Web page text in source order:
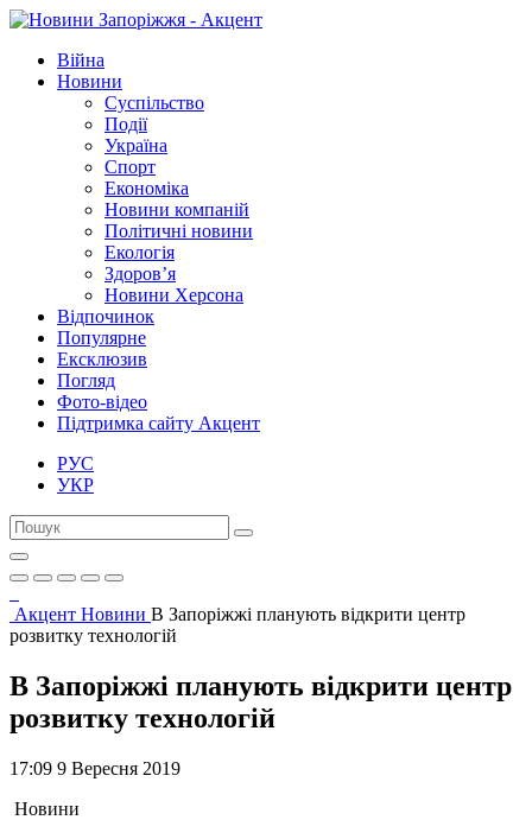
Війна
Новини
Суспільство
Події
Україна
Спорт
Економіка
Новини компаній
Політичні новини
Екологія
Здоров’я
Новини Херсона
Відпочинок
Популярне
Ексклюзив
Погляд
Фото-відео
Підтримка сайту Акцент
РУС
УКР
Акцент Новини В Запоріжжі планують відкрити центр
розвитку технологій
В Запоріжжі планують відкрити центр
розвитку технологій
17:09 9 Вересня 2019
Новини